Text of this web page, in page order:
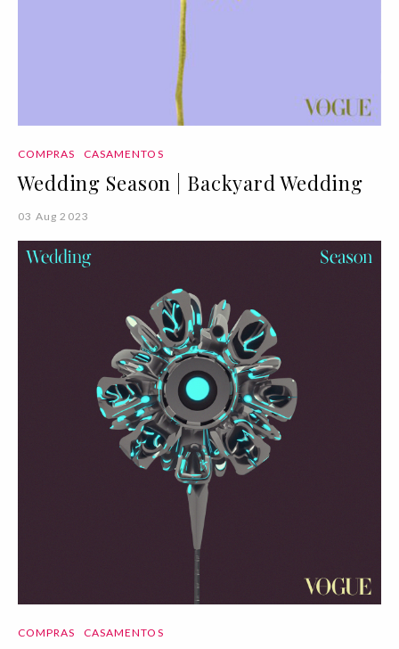
COMPRAS CASAMENTOS
Wedding Season | Backyard Wedding
03 Aug 2023
COMPRAS CASAMENTOS